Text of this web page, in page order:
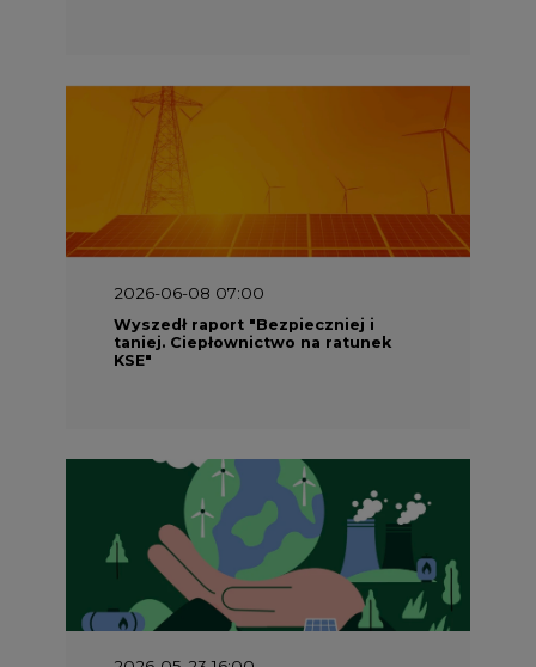
2026-06-08 07:00
Wyszedł raport "Bezpieczniej i
taniej. Ciepłownictwo na ratunek
KSE"